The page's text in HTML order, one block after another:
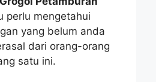
perlu mengetahui
yang belum anda
dari orang-orang
satu ini.